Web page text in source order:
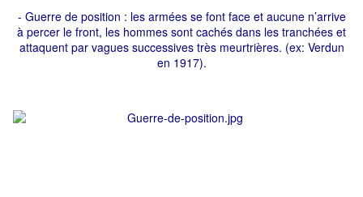
- Guerre de position : les armées se font face et aucune n’arrive
à percer le front, les hommes sont cachés dans les tranchées et
attaquent par vagues successives très meurtrières. (ex: Verdun
en 1917).